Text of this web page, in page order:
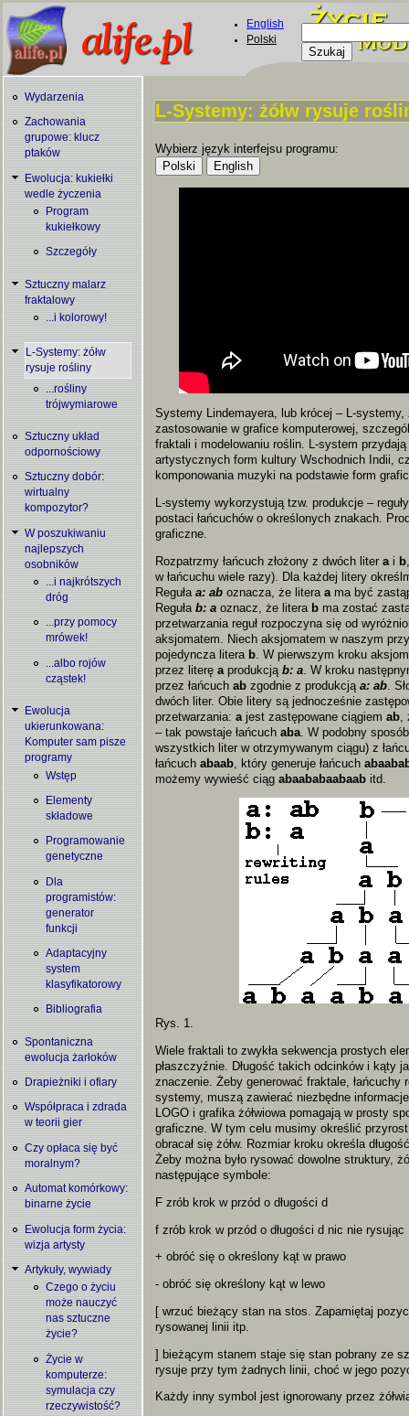
Skip to main content
English
Polski
Formularz
Wydarzenia
Zachowania
grupowe: klucz
ptaków
Ewolucja: kukiełki
wedle życzenia
Program
kukiełkowy
Szczegóły
Sztuczny malarz
fraktalowy
...i kolorowy!
L-Systemy: żółw
rysuje rośliny
...rośliny
trójwymiarowe
Sztuczny układ
odpornościowy
Sztuczny dobór:
wirtualny
kompozytor?
W poszukiwaniu
najlepszych
osobników
...i najkrótszych
dróg
...przy pomocy
mrówek!
...albo rojów
cząstek!
Ewolucja
ukierunkowana:
Komputer sam pisze
programy
Wstęp
Elementy
składowe
Programowanie
genetyczne
Dla
programistów:
generator
funkcji
Adaptacyjny
system
klasyfikatorowy
Bibliografia
Spontaniczna
ewolucja żarłoków
Drapieżniki i ofiary
Współpraca i zdrada
w teorii gier
Czy opłaca się być
moralnym?
Automat komórkowy:
binarne życie
Ewolucja form życia:
wizja artysty
Artykuły, wywiady
Czego o życiu
może nauczyć
nas sztuczne
życie?
Życie w
komputerze:
symulacja czy
rzeczywistość?
L-Systemy: żółw rysuje
Wybierz język interfejsu programu:
Systemy Lindemayera, lub krócej – L-
zastosowanie w grafice komputerowej,
fraktali i modelowaniu roślin. L-system
artystycznych form kultury Wschodnich Indii,
komponowania muzyki na podstawie form
L-systemy wykorzystują tzw. produkcje –
postaci łańcuchów o określonych znakach.
graficzne.
Rozpatrzmy łańcuch złożony z dwóch liter ai b
w łańcuchu wiele razy). Dla każdej litery
Reguła a: aboznacza, że litera ama być
Reguła b: aoznacz, że litera bma zostać
przetwarzania reguł rozpoczyna się od
aksjomatem. Niech aksjomatem w naszym
pojedyncza litera b. W pierwszym kroku
przez literę aprodukcją b: a. W kroku
przez łańcuch abzgodnie z produkcją a: ab.
dwóch liter. Obie litery są jednocześnie
przetwarzania: ajest zastępowane ciągiem ab,
– tak powstaje łańcuch aba. W podobny
wszystkich liter w otrzymywanym ciągu) z
łańcuch abaab, który generuje łańcuch
możemy wywieść ciąg abaababaabaabitd.
Rys. 1.
Wiele fraktali to zwykła sekwencja prostych
płaszczyźnie. Długość takich odcinków i kąty
znaczenie. Żeby generować fraktale, łańcuchy
systemy, muszą zawierać niezbędne
LOGO i grafika żółwiowa pomagają w prosty
graficzne. W tym celu musimy określić
obracał się żółw. Rozmiar kroku określa
Żeby można było rysować dowolne struktury,
następujące symbole:
F zrób krok w przód o długości d
f zrób krok w przód o długości d nic nie rysując
+ obróć się o określony kąt w prawo
- obróć się określony kąt w lewo
[ wrzuć bieżący stan na stos. Zapamiętaj
rysowanej linii itp.
] bieżącym stanem staje się stan pobrany ze
rysuje przy tym żadnych linii, choć w jego
Każdy inny symbol jest ignorowany przez